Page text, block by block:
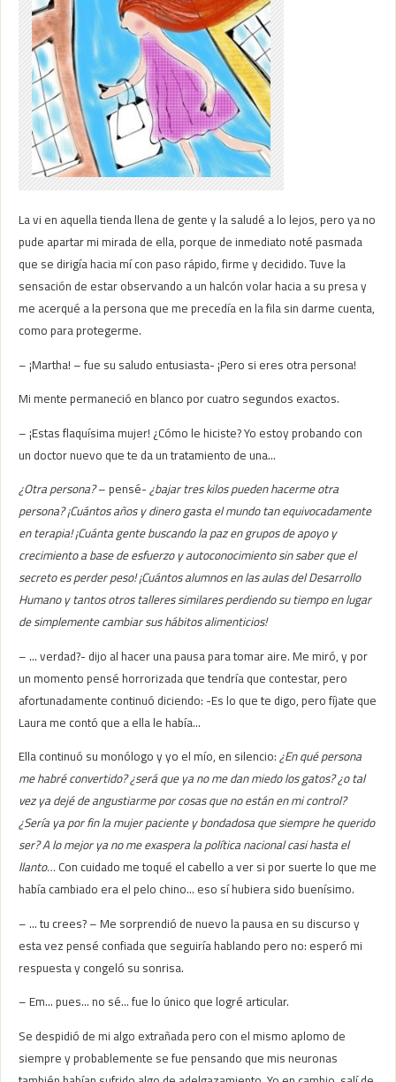
La vi en aquella tienda llena de gente y la saludé a lo lejos, pero ya no
pude apartar mi mirada de ella, porque de inmediato noté pasmada
que se dirigía hacia mí con paso rápido, firme y decidido. Tuve la
sensación de estar observando a un halcón volar hacia a su presa y
me acerqué a la persona que me precedía en la fila sin darme cuenta,
como para protegerme.
– ¡Martha! – fue su saludo entusiasta- ¡Pero si eres otra persona!
Mi mente permaneció en blanco por cuatro segundos exactos.
– ¡Estas flaquísima mujer! ¿Cómo le hiciste? Yo estoy probando con
un doctor nuevo que te da un tratamiento de una…
¿Otra persona?– pensé-¿bajar tres kilos pueden hacerme otra
persona? ¡Cuántos años y dinero gasta el mundo tan equivocadamente
en terapia! ¡Cuánta gente buscando la paz en grupos de apoyo y
crecimiento a base de esfuerzo y autoconocimiento sin saber que el
secreto es perder peso! ¡Cuántos alumnos en las aulas del Desarrollo
Humano y tantos otros talleres similares perdiendo su tiempo en lugar
de simplemente cambiar sus hábitos alimenticios!
– … verdad?- dijo al hacer una pausa para tomar aire. Me miró, y por
un momento pensé horrorizada que tendría que contestar, pero
afortunadamente continuó diciendo: -Es lo que te digo, pero fíjate que
Laura me contó que a ella le había…
Ella continuó su monólogo y yo el mío, en silencio:¿En qué persona
me habré convertido? ¿será que ya no me dan miedo los gatos? ¿o tal
vez ya dejé de angustiarme por cosas que no están en mi control?
¿Sería ya por fin la mujer paciente y bondadosa que siempre he querido
ser? A lo mejor ya no me exaspera la política nacional casi hasta el
llanto… Con cuidado me toqué el cabello a ver si por suerte lo que me
había cambiado era el pelo chino… eso sí hubiera sido buenísimo.
– … tu crees? – Me sorprendió de nuevo la pausa en su discurso y
esta vez pensé confiada que seguiría hablando pero no: esperó mi
respuesta y congeló su sonrisa.
– Em… pues… no sé… fue lo único que logré articular.
Se despidió de mi algo extrañada pero con el mismo aplomo de
siempre y probablemente se fue pensando que mis neuronas